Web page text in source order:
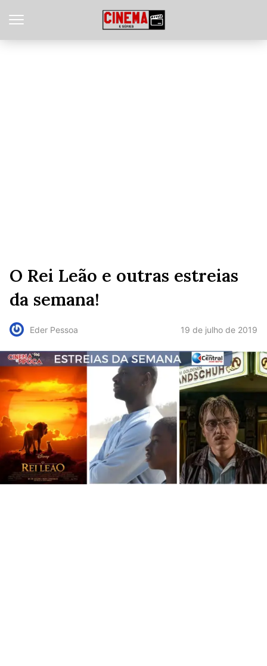
O Rei Leão e outras estreias
da semana!
Eder Pessoa 19 de julho de 2019